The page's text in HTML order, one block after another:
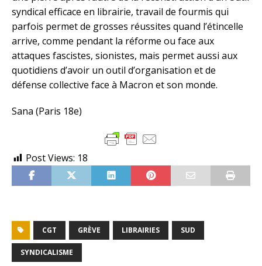
syndical efficace en librairie, travail de fourmis qui
parfois permet de grosses réussites quand l’étincelle
arrive, comme pendant la réforme ou face aux
attaques fascistes, sionistes, mais permet aussi aux
quotidiens d’avoir un outil d’organisation et de
défense collective face à Macron et son monde.
Sana (Paris 18e)
Post Views: 18
CGT GRÈVE LIBRAIRIES SUD
SYNDICALISME